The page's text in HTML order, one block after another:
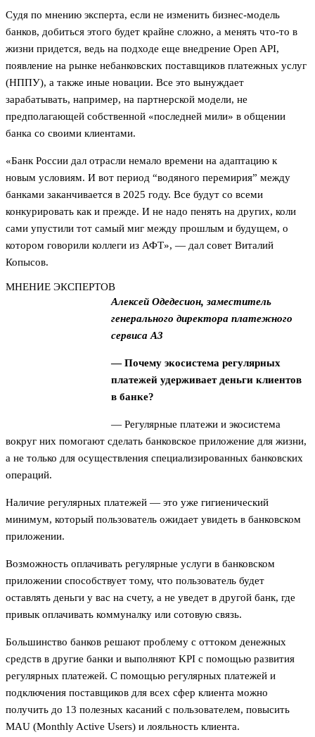
Судя по мнению эксперта, если не изменить бизнес-модель
банков, добиться этого будет крайне сложно, а менять что-то в
жизни придется, ведь на подходе еще внедрение Open API,
появление на рынке небанковских поставщиков платежных услуг
(НППУ), а также иные новации. Все это вынуждает
зарабатывать, например, на партнерской модели, не
предполагающей собственной «последней мили» в общении
банка со своими клиентами.
«Банк России дал отрасли немало времени на адаптацию к
новым условиям. И вот период “водяного перемирия” между
банками заканчивается в 2025 году. Все будут со всеми
конкурировать как и прежде. И не надо пенять на других, коли
сами упустили тот самый миг между прошлым и будущем, о
котором говорили коллеги из АФТ», — дал совет Виталий
Копысов.
МНЕНИЕ ЭКСПЕРТОВ
Алексей Одедесион, заместитель
генерального директора платежного
сервиса А3
— Почему экосистема регулярных
платежей удерживает деньги клиентов
в банке?
— Регулярные платежи и экосистема
вокруг них помогают сделать банковское приложение для жизни,
а не только для осуществления специализированных банковских
операций.
Наличие регулярных платежей — это уже гигиенический
минимум, который пользователь ожидает увидеть в банковском
приложении.
Возможность оплачивать регулярные услуги в банковском
приложении способствует тому, что пользователь будет
оставлять деньги у вас на счету, а не уведет в другой банк, где
привык оплачивать коммуналку или сотовую связь.
Большинство банков решают проблему с оттоком денежных
средств в другие банки и выполняют KPI с помощью развития
регулярных платежей. C помощью регулярных платежей и
подключения поставщиков для всех сфер клиента можно
получить до 13 полезных касаний с пользователем, повысить
MAU (Monthly Active Users) и лояльность клиента.